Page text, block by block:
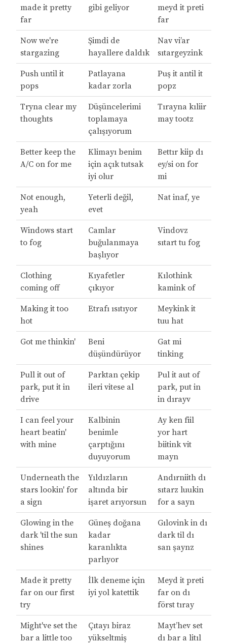
made it pretty
far
gibi geliyor
meyd it preti
far
Now we're
stargazing
Şimdi de
hayallere daldık
Nav vi’ar
sıtargeyzink
Push until it
pops
Patlayana
kadar zorla
Puş it antil it
popz
Tryna clear my
thoughts
Düşüncelerimi
toplamaya
çalışıyorum
Tırayna kıliir
may tootz
Better keep the
A/C on for me
Klimayı benim
için açık tutsak
iyi olur
Bettır kiip dı
ey/si on for
mi
Not enough,
yeah
Yeterli değil,
evet
Nat inaf, ye
Windows start
to fog
Camlar
buğulanmaya
başlıyor
Vindovz
sıtart tu fog
Clothing
coming off
Kıyafetler
çıkıyor
Kılothink
kamink of
Making it too
hot
Etrafı ısıtıyor
Meykink it
tuu hat
Got me thinkin'
Beni
düşündürüyor
Gat mi
tinking
Pull it out of
park, put it in
drive
Parktan çekip
ileri vitese al
Pul it aut of
park, put in
in dırayv
I can feel your
heart beatin'
with mine
Kalbinin
benimle
çarptığını
duyuyorum
Ay ken fiil
yor hart
biitink vit
mayn
Underneath the
stars lookin' for
a sign
Yıldızların
altında bir
işaret arıyorsun
Andırniith dı
sıtarz luukin
for a sayn
Glowing in the
dark 'til the sun
shines
Güneş doğana
kadar
karanlıkta
parlıyor
Gılovink in dı
dark til dı
san şaynz
Made it pretty
far on our first
try
İlk deneme için
iyi yol katettik
Meyd it preti
far on dı
först tıray
Might've set the
bar a little too
Çıtayı biraz
yükseltmiş
Mayt’hev set
dı bar a litıl